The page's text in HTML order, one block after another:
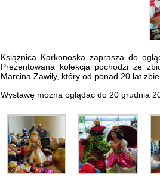
Książnica Karkonoska zaprasza do
Prezentowana kolekcja pochodzi ze
Marcina Zawiły, który od ponad 20 lat
Wystawę można oglądać do 20 grudnia